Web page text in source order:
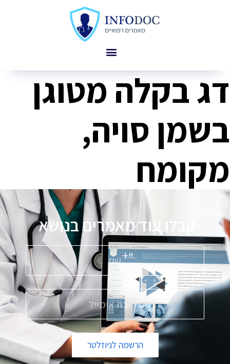
דג בקלה מטוגן
בשמן סויה,
מקומח
קבלו עוד מאמרים בנושאפ
הרשמה לניוזלטר